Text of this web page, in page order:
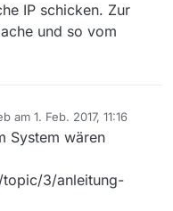
IP schicken. Zur
und so vom
am 1. Feb. 2017, 11:16
editiert von
System wären
3/anleitung-